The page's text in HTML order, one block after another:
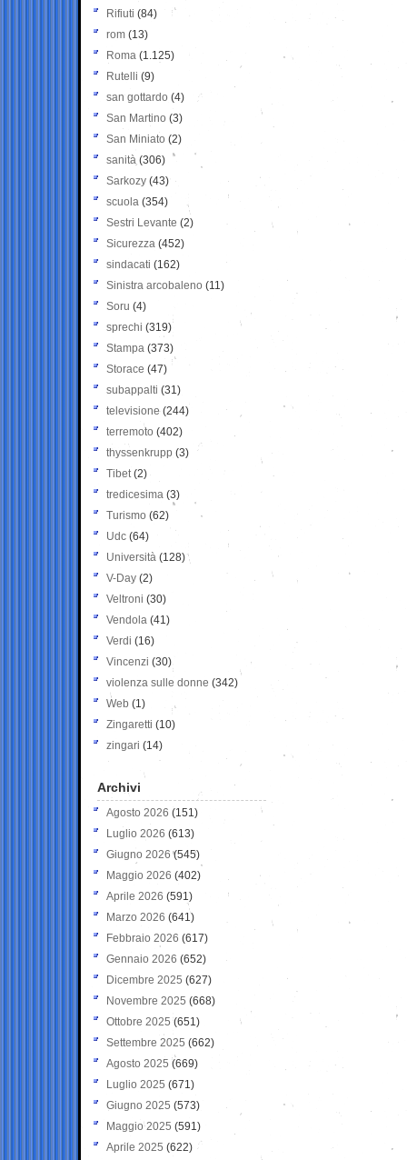
Rifiuti (84)
rom (13)
Roma (1.125)
Rutelli (9)
san gottardo (4)
San Martino (3)
San Miniato (2)
sanità (306)
Sarkozy (43)
scuola (354)
Sestri Levante (2)
Sicurezza (452)
sindacati (162)
Sinistra arcobaleno (11)
Soru (4)
sprechi (319)
Stampa (373)
Storace (47)
subappalti (31)
televisione(244)
terremoto (402)
thyssenkrupp (3)
Tibet(2)
tredicesima (3)
Turismo (62)
Udc (64)
Università (128)
V-Day (2)
Veltroni (30)
Vendola (41)
Verdi (16)
Vincenzi (30)
violenza sulle donne (342)
Web (1)
Zingaretti (10)
zingari (14)
Archivi
Agosto 2026 (151)
Luglio 2026 (613)
Giugno 2026 (545)
Maggio 2026 (402)
Aprile 2026 (591)
Marzo 2026 (641)
Febbraio 2026 (617)
Gennaio 2026 (652)
Dicembre 2025 (627)
Novembre 2025 (668)
Ottobre 2025 (651)
Settembre 2025 (662)
Agosto 2025 (669)
Luglio 2025 (671)
Giugno 2025 (573)
Maggio 2025 (591)
Aprile 2025 (622)